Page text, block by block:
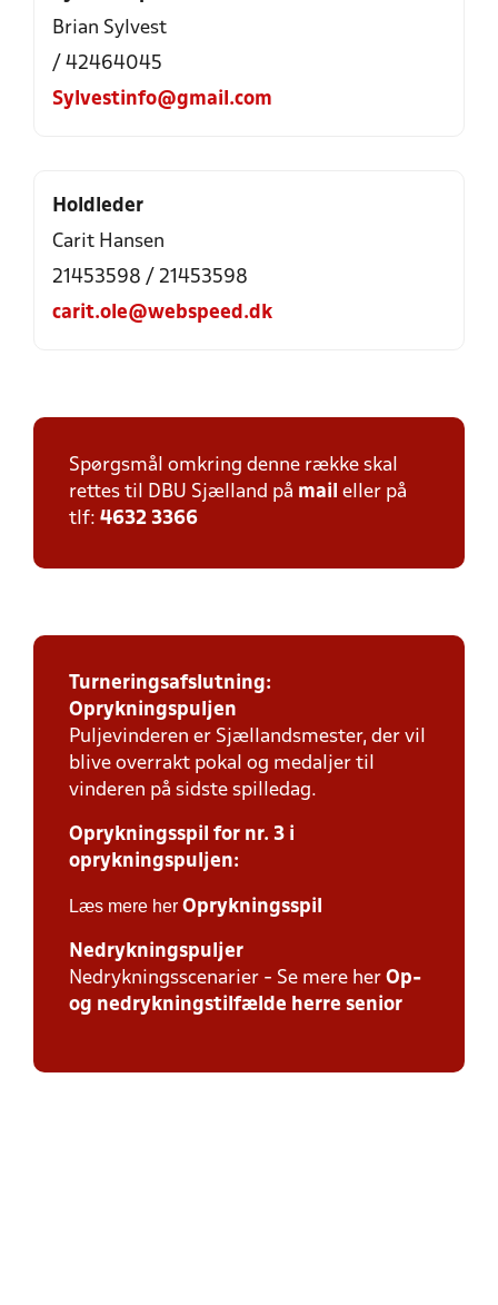
Brian Sylvest
/ 42464045
Sylvestinfo@gmail.com
Holdleder
Carit Hansen
21453598 / 21453598
carit.ole@webspeed.dk
Spørgsmål omkring denne række skal
rettes til DBU Sjælland på mail eller på
tlf: 4632 3366
Turneringsafslutning:
Oprykningspuljen
Puljevinderen er Sjællandsmester, der vil
blive overrakt pokal og medaljer til
vinderen på sidste spilledag.
Oprykningsspil for nr. 3 i
oprykningspuljen:
Læs mere her Oprykningsspil
Nedrykningspuljer
Nedrykningsscenarier - Se mere her Op-
og nedrykningstilfælde herre senior